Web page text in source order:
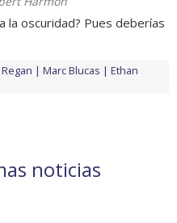
la oscuridad? Pues deberías
Marc Blucas
Ethan
noticias